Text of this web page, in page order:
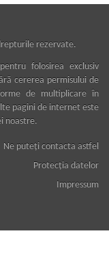
rezervate.
folosirea exclusiv
cererea permisului de
de multiplicare în
pagini de internet este
noastre.
Ne puteţi contacta astfel
Protecţia datelor
Impressum